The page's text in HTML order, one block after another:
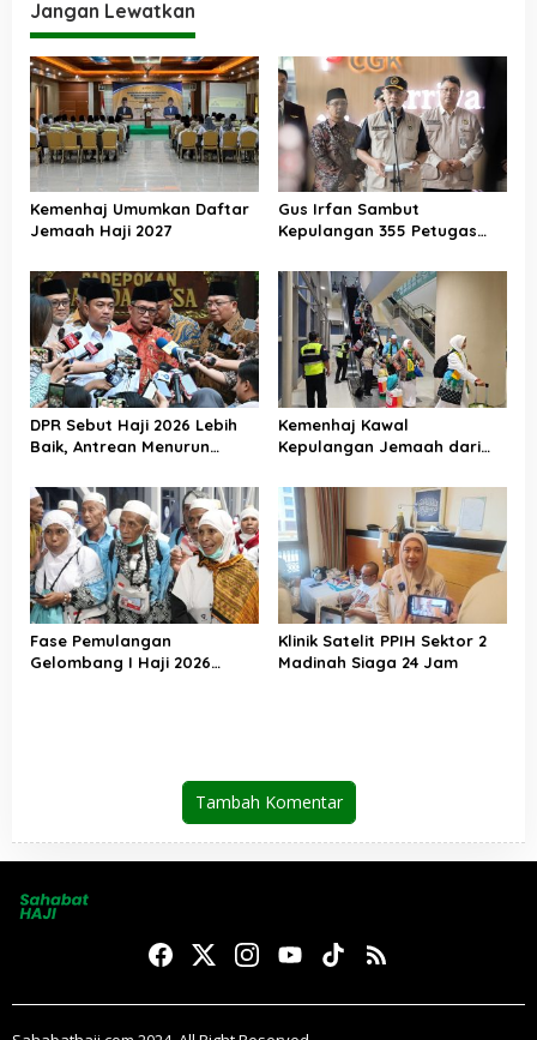
Jangan Lewatkan
Kemenhaj Umumkan Daftar
Jemaah Haji 2027
Gus Irfan Sambut
Kepulangan 355 Petugas
DPR Sebut Haji 2026 Lebih
Baik, Antrean Menurun
Kemenhaj Kawal
Kepulangan Jemaah dari
Akan Didistribusikan di
Tanah Air
Fase Pemulangan
Gelombang I Haji 2026
Klinik Satelit PPIH Sektor 2
Madinah Siaga 24 Jam
Tambah Komentar